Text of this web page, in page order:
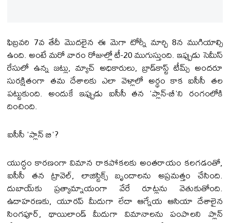
ఫిబ్రవరి 7వ తేదీ మొదలైన ఈ మెగా టోర్నీ మార్చి 8న ముగియాల్సి
ఉంది. అంటే మరో వారం రోజుల్లో టీ-20 ముగుస్తుంది. ఇప్పుడు సెమీస్
రేసులో ఉన్న జట్లు, మ్యాచ్ అధికారులు, బ్రాడ్‌కాస్ట్ టీమ్స్ అందరూ
సురక్షితంగా తమ దేశాలకు ఎలా వెళ్లాలో అర్థం కాక ఐసీసీ తల
పట్టుకుంది. అందుకే ఇప్పుడు ఐసీసీ తన 'ప్లాన్-బీ'ని రంగంలోకి
దించింది.
ఐసీసీ 'ప్లాన్ బి'?
యుద్ధం కారణంగా విమాన రాకపోకలకు అంతరాయం కలగడంతో,
ఐసీసీ తన ట్రావెల్, లాజిస్టిక్స్ బృందాలను అప్రమత్తం చేసింది.
దుబాయ్‌కు ప్రత్యామ్నాయంగా వేరే రూట్లను వెతుకుతోంది.
ఉదాహరణకు, యూరప్ మీదుగా లేదా ఆగ్నేయ ఆసియా దేశాలైన
సింగపూర్, థాయిలాండ్ మీదుగా విమానాలను పంపాలని ప్లాన్